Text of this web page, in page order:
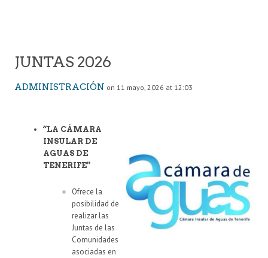
JUNTAS 2026
ADMINISTRACIÓN on 11 mayo, 2026 at 12:03
“LA CÁMARA
INSULAR DE
AGUAS DE
TENERIFE”
Ofrece la
posibilidad de
realizar las
Juntas de las
Comunidades
asociadas en